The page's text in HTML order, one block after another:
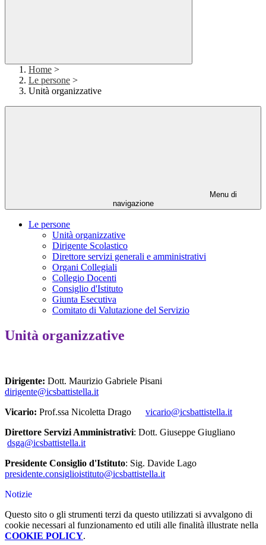
Home >
Le persone >
Unità organizzative
Menu di
navigazione
Le persone
Unità organizzative
Dirigente Scolastico
Direttore servizi generali e amministrativi
Organi Collegiali
Collegio Docenti
Consiglio d'Istituto
Giunta Esecutiva
Comitato di Valutazione del Servizio
Unità organizzative
Dirigente: Dott. Maurizio Gabriele Pisani
dirigente@icsbattistella.it
Vicario: Prof.ssa Nicoletta Drago vicario@icsbattistella.it
Direttore Servizi Amministrativi: Dott. Giuseppe Giugliano
dsga@icsbattistella.it
Presidente Consiglio d'Istituto: Sig. Davide Lago
presidente.consiglioistituto@icsbattistella.it
Notizie
Questo sito o gli strumenti terzi da questo utilizzati si avvalgono di
cookie necessari al funzionamento ed utili alle finalità illustrate nella
COOKIE POLICY.